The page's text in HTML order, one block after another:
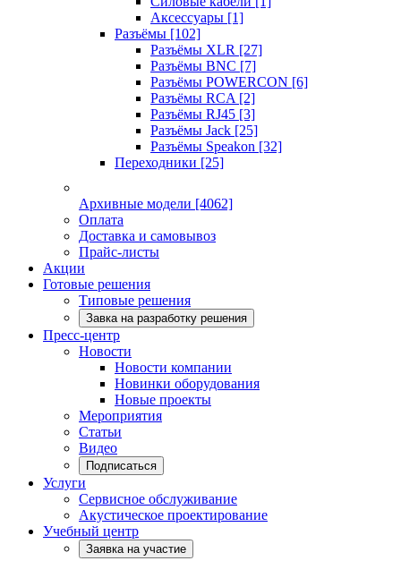
Аксессуары [1]
Разъёмы [102]
Разъёмы XLR [27]
Разъёмы BNC [7]
Разъёмы POWERCON [6]
Разъёмы RCA [2]
Разъёмы RJ45 [3]
Разъёмы Jack [25]
Разъёмы Speakon [32]
Переходники [25]
Архивные модели [4062]
Оплата
Доставка и самовывоз
Прайс-листы
Акции
Готовые решения
Типовые решения
Завка на разработку решения
Пресс-центр
Новости
Новости компании
Новинки оборудования
Новые проекты
Мероприятия
Статьи
Видео
Подписаться
Услуги
Сервисное обслуживание
Акустическое проектирование
Учебный центр
Заявка на участие